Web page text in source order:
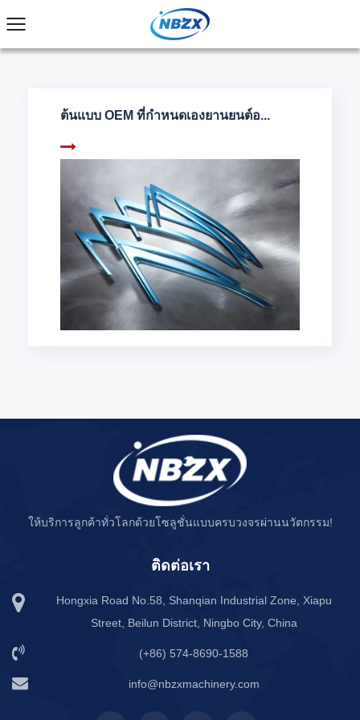
ต้นแบบ OEM ที่กำหนดเองยานยนต์อ...
ให้บริการลูกค้าทั่วโลกด้วยโซลูชั่นแบบครบวงจรผ่านนวัตกรรม!
ติดต่อเรา
Hongxia Road No.58, Shanqian Industrial Zone, Xiapu
Street, Beilun District, Ningbo City, China
(+86) 574-8690-1588
info@nbzxmachinery.com